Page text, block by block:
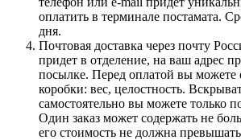
оплатить в терминале постамата.
дня.
Почтовая доставка через почту
придет в отделение, на ваш адрес
посылке. Перед оплатой вы можете
коробки: вес, целостность.
самостоятельно вы можете только
Один заказ может содержать не
его стоимость не должна